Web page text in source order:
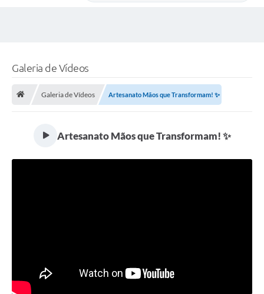
Galeria de Vídeos
Galeria de Vídeos Artesanato Mãos que Transformam! ✨
Artesanato Mãos que Transformam! ✨